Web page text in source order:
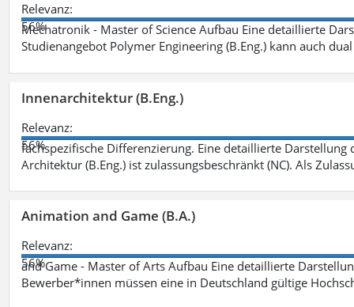
Relevanz:
56%
Mechatronik - Master of Science Aufbau Eine detaillierte
Studienangebot Polymer Engineering (B.Eng.) kann auch
Innenarchitektur (B.Eng.)
Relevanz:
56%
fachspezifische Differenzierung. Eine detaillierte
Architektur (B.Eng.) ist zulassungsbeschränkt (NC). Als
Animation and Game (B.A.)
Relevanz:
56%
and Game - Master of Arts Aufbau Eine detaillierte
Bewerber*innen müssen eine in Deutschland gültige